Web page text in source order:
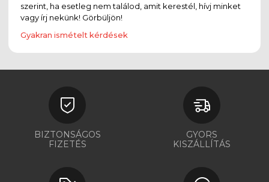
szerint, ha esetleg nem találod, amit kerestél, hívj minket
vagy írj nekünk! Görbüljön!
Gyakran ismételt kérdések
BIZTONSÁGOS
FIZETÉS
GYORS
KISZÁLLÍTÁS